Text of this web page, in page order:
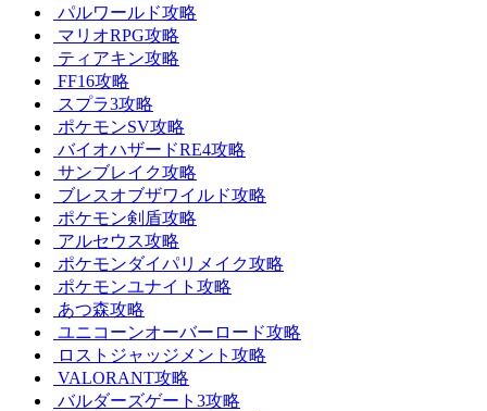
パルワールド攻略
マリオRPG攻略
ティアキン攻略
FF16攻略
スプラ3攻略
ポケモンSV攻略
バイオハザードRE4攻略
サンブレイク攻略
ブレスオブザワイルド攻略
ポケモン剣盾攻略
アルセウス攻略
ポケモンダイパリメイク攻略
ポケモンユナイト攻略
あつ森攻略
ユニコーンオーバーロード攻略
ロストジャッジメント攻略
VALORANT攻略
バルダーズゲート3攻略